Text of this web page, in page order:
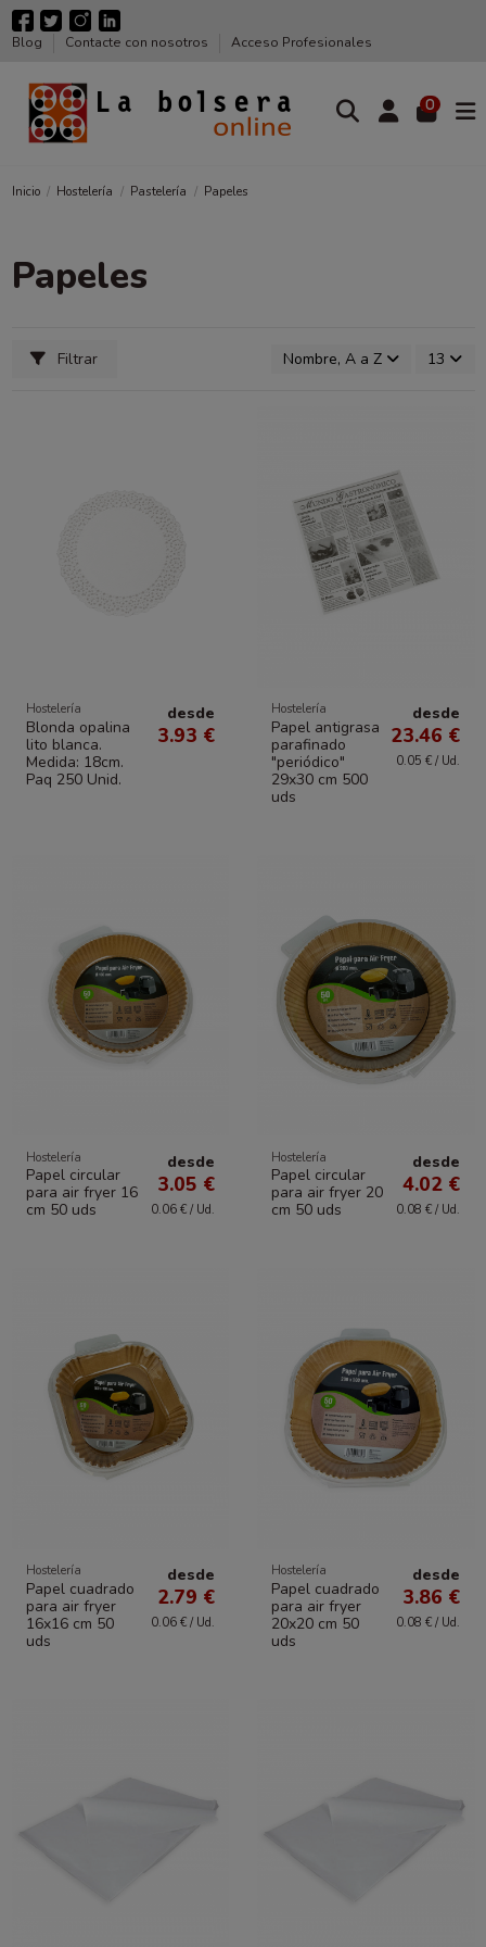
Blog Contacte con nosotros Acceso Profesionales
0
Inicio Hostelería Pastelería Papeles
Papeles
Filtrar Nombre, A a Z 13
Hostelería
Blonda opalina
lito blanca.
Medida: 18cm.
Paq 250 Unid.
desde
3.93 €
Hostelería
Papel antigrasa
parafinado
"periódico"
29x30 cm 500
uds
desde
23.46 €
0.05 € / Ud.
Hostelería
Papel circular
para air fryer 16
cm 50 uds
desde
3.05 €
0.06 € / Ud.
Hostelería
Papel circular
para air fryer 20
cm 50 uds
desde
4.02 €
0.08 € / Ud.
Hostelería
Papel cuadrado
para air fryer
16x16 cm 50
uds
desde
2.79 €
0.06 € / Ud.
Hostelería
Papel cuadrado
para air fryer
20x20 cm 50
uds
desde
3.86 €
0.08 € / Ud.